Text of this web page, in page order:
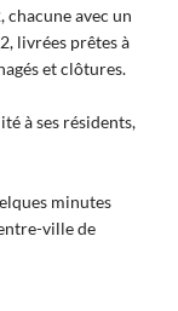
chacune avec un
livrées prêtes à
et clôtures.
à ses résidents,
minutes
ville de